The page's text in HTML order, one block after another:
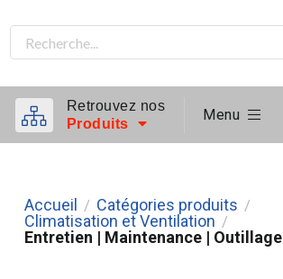
Retrouvez nos
Produits
Menu
Accueil / Catégories produits /
Climatisation et Ventilation /
Entretien | Maintenance | Outillage